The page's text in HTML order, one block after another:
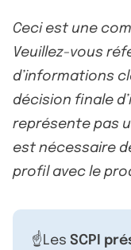
Ceci est une
Veuillez-vous
d’informations
décision finale
représente pas
est nécessaire
profil avec le
☝️Les SCPI